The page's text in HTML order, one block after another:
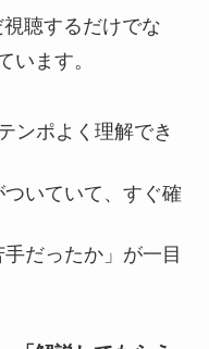
聴するだけでな
います。
ンポよく理解でき
いていて、すぐ確
だったか」が一目